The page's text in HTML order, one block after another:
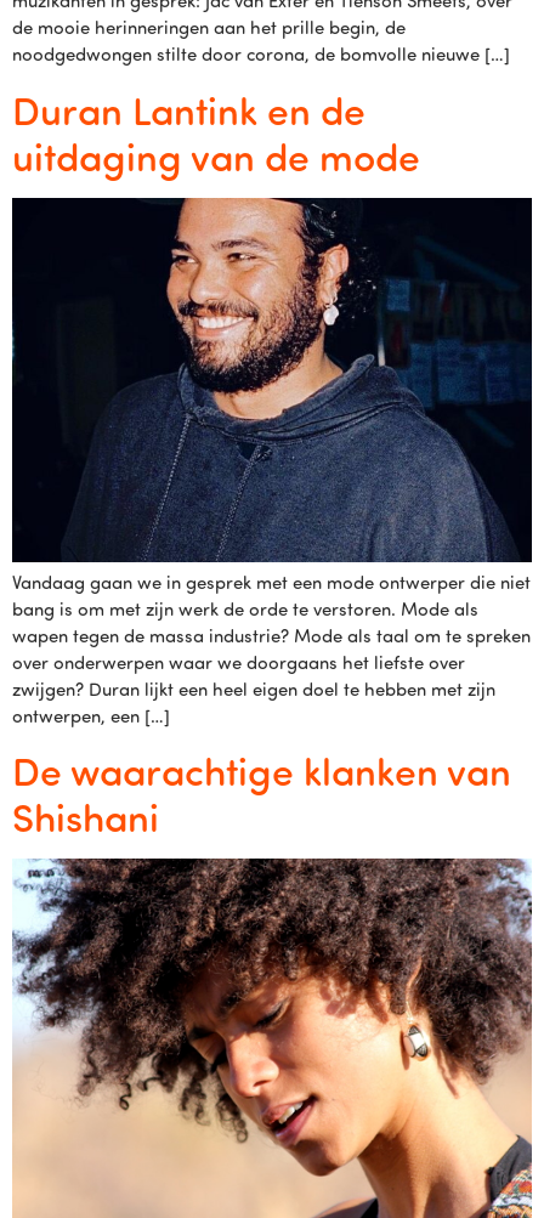
de mooie herinneringen aan het prille begin, de
noodgedwongen stilte door corona, de bomvolle nieuwe […]
Duran Lantink en de
uitdaging van de mode
Vandaag gaan we in gesprek met een mode ontwerper die niet
bang is om met zijn werk de orde te verstoren. Mode als
wapen tegen de massa industrie? Mode als taal om te spreken
over onderwerpen waar we doorgaans het liefste over
zwijgen? Duran lijkt een heel eigen doel te hebben met zijn
ontwerpen, een […]
De waarachtige klanken van
Shishani